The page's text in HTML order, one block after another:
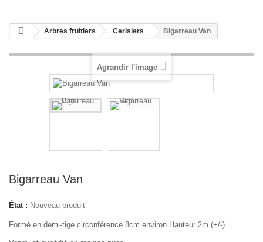
Arbres fruitiers Cerisiers Bigarreau Van
Agrandir l'image
Bigarreau Van
État : Nouveau produit
Formé en demi-tige circonférence 8cm environ Hauteur 2m (+/-)